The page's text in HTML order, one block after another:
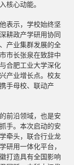
核心动能。
表示，学校始终坚
耕政产学研用协同
产业集群发展的全
市长张泉在致辞中
合肥工业大学深化
产业增长点。校友
手母校、联动产
前沿领域，也是安
手。本次启动的安
牵头，联合行业龙
研用一体化平台，
打造具有全国影响